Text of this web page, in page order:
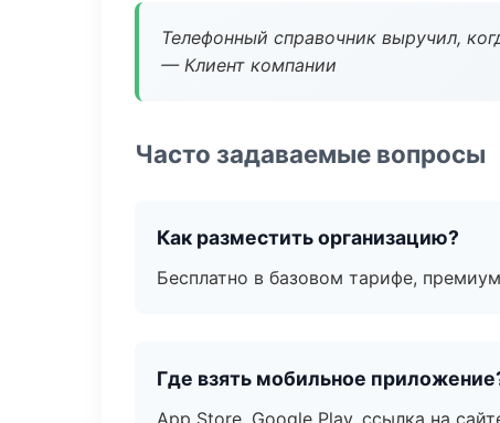
Телефонный справочник выручил,
— Клиент компании
Часто задаваемые вопросы
Как разместить организацию?
Бесплатно в базовом тарифе,
Где взять мобильное
App Store, Google Play, ссылка на